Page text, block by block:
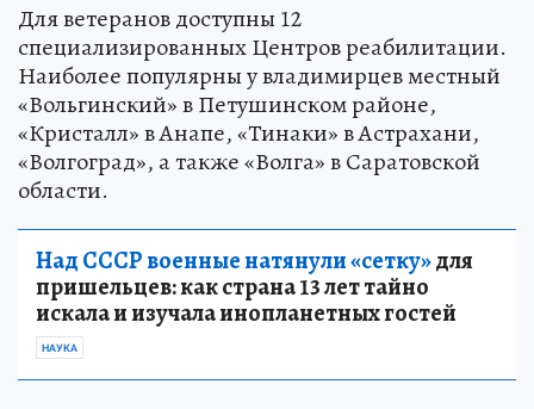
Для ветеранов доступны 12
специализированных Центров реабилитации.
Наиболее популярны у владимирцев местный
«Вольгинский» в Петушинском районе,
«Кристалл» в Анапе, «Тинаки» в Астрахани,
«Волгоград», а также «Волга» в Саратовской
области.
Над СССР военные натянули «сетку»для
пришельцев: как страна 13 лет тайно
искала и изучала инопланетных гостей
НАУКА